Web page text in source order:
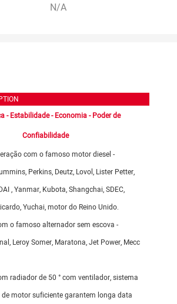
N/A
- Estabilidade - Economia - Poder de
Confiabilidade
com o famoso motor diesel -
Perkins, Deutz, Lovol, Lister Petter,
, Yanmar, Kubota, Shangchai, SDEC,
Yuchai, motor do Reino Unido.
o famoso alternador sem escova -
Leroy Somer, Maratona, Jet Power, Mecc
radiador de 50 ° com ventilador, sistema
motor suficiente garantem longa data